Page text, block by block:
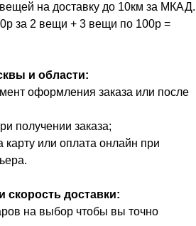
на доставку до 10км за МКАД.
за 2 вещи + 3 вещи по 100р =
и области:
оформления заказа или после
получении заказа;
или оплата онлайн при
скорость доставки:
на выбор чтобы вы точно